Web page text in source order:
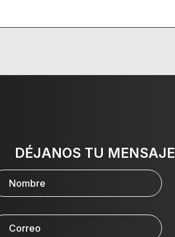
DÉJANOS TU MENSAJE